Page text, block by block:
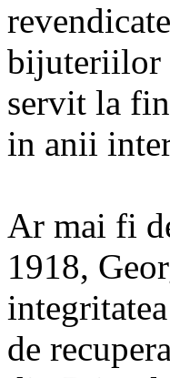
bijuteriilor
servit la
in anii
Ar mai fi
1918,
de